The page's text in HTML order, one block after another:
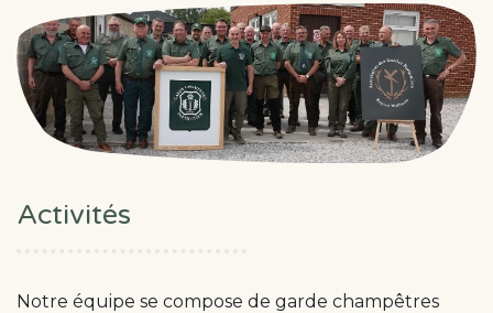
Activités
Notre équipe se compose de garde champêtres